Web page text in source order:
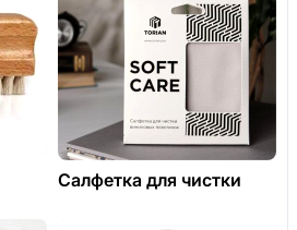
Салфетка для чистки